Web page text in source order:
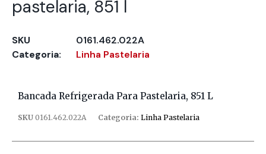
pastelaria, 851 l
SKU
0161.462.022A
Categoria:
Linha Pastelaria
Bancada Refrigerada Para Pastelaria, 851 L
SKU 0161.462.022A Categoria: Linha Pastelaria